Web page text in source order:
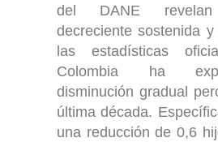
del DANE
decreciente sostenida
las estadísticas
Colombia ha
disminución gradual
última década.
una reducción de 0,6